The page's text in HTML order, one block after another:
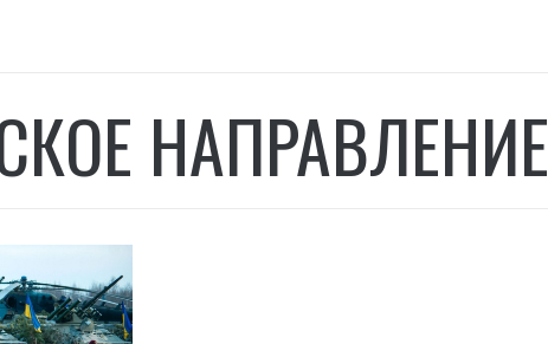
НАПРАВЛЕНИЕ